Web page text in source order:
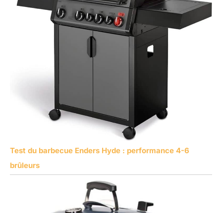
Test du barbecue Enders Hyde : performance 4-6
brûleurs